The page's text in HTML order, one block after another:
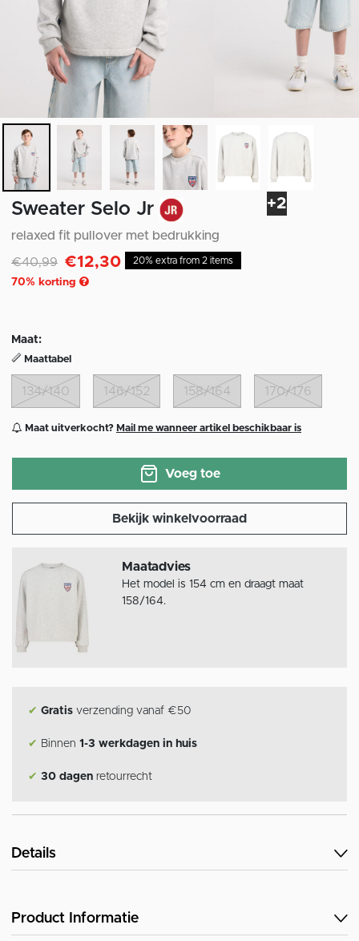
+2
Sweater Selo Jr
relaxed fit pullover met bedrukking
Afgeprijsd van
€40,99naar
€12,30
70% korting
20% extra from 2 items
Maat:
Maattabel
134/140 146/152 158/164 170/176
Maat uitverkocht? Mail me wanneer artikel beschikbaar is
Voeg toe
Bekijk winkelvoorraad
Maatadvies
Het model is 154 cm en draagt maat
158/164.
✔ Gratis verzending vanaf €50
✔ Binnen 1-3 werkdagen in huis
✔ 30 dagen retourrecht
Details
Product Informatie